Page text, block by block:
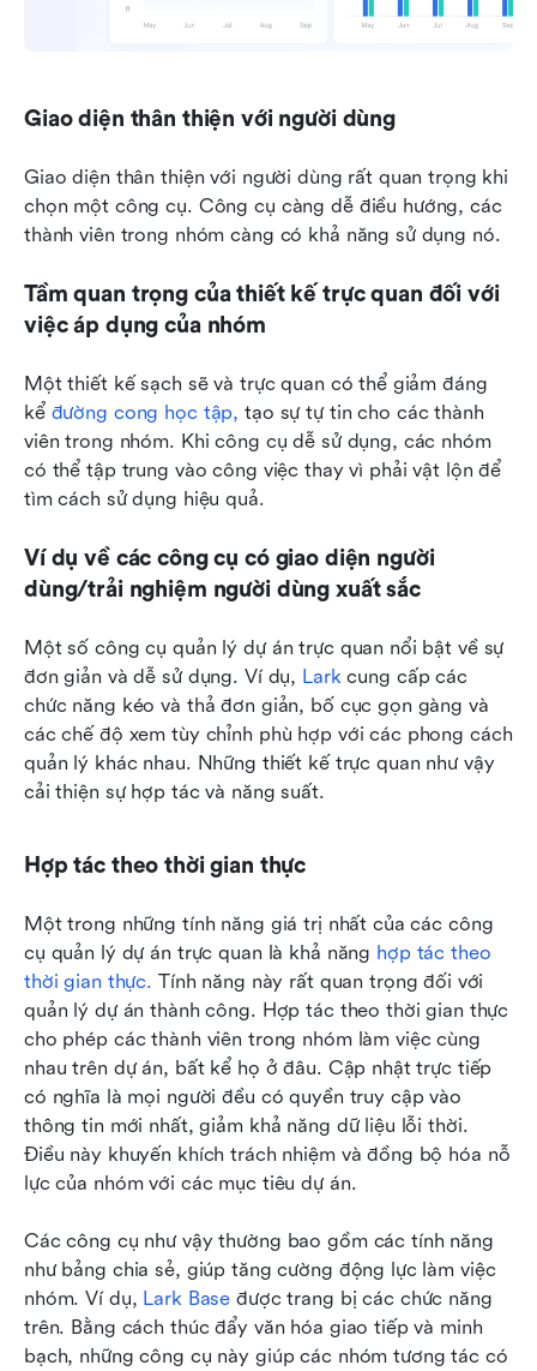
Giao diện thân thiện với người dùng
Giao diện thân thiện với người dùng rất quan trọng khi
chọn một công cụ. Công cụ càng dễ điều hướng, các
thành viên trong nhóm càng có khả năng sử dụng nó.
Tầm quan trọng của thiết kế trực quan đối với
việc áp dụng của nhóm
Một thiết kế sạch sẽ và trực quan có thể giảm đáng
kể đường cong học tập, tạo sự tự tin cho các thành
viên trong nhóm. Khi công cụ dễ sử dụng, các nhóm
có thể tập trung vào công việc thay vì phải vật lộn để
tìm cách sử dụng hiệu quả.
Ví dụ về các công cụ có giao diện người
dùng/trải nghiệm người dùng xuất sắc
Một số công cụ quản lý dự án trực quan nổi bật về sự
đơn giản và dễ sử dụng. Ví dụ, Lark cung cấp các
chức năng kéo và thả đơn giản, bố cục gọn gàng và
các chế độ xem tùy chỉnh phù hợp với các phong cách
quản lý khác nhau. Những thiết kế trực quan như vậy
cải thiện sự hợp tác và năng suất.
Hợp tác theo thời gian thực
Một trong những tính năng giá trị nhất của các công
cụ quản lý dự án trực quan là khả năng hợp tác theo
thời gian thực. Tính năng này rất quan trọng đối với
quản lý dự án thành công. Hợp tác theo thời gian thực
cho phép các thành viên trong nhóm làm việc cùng
nhau trên dự án, bất kể họ ở đâu. Cập nhật trực tiếp
có nghĩa là mọi người đều có quyền truy cập vào
thông tin mới nhất, giảm khả năng dữ liệu lỗi thời.
Điều này khuyến khích trách nhiệm và đồng bộ hóa nỗ
lực của nhóm với các mục tiêu dự án.
Các công cụ như vậy thường bao gồm các tính năng
như bảng chia sẻ, giúp tăng cường động lực làm việc
nhóm. Ví dụ, Lark Base được trang bị các chức năng
trên. Bằng cách thúc đẩy văn hóa giao tiếp và minh
bạch, những công cụ này giúp các nhóm tương tác có